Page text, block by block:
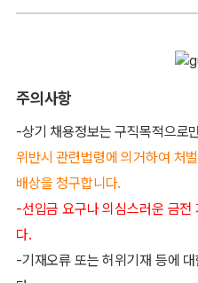
주의사항
-상기 채용정보는 구직목적으로
위반시 관련법령에 의거하여 처
배상을 청구합니다.
-선입금 요구나 의심스러운 금전
다.
-기재오류 또는 허위기재 등에